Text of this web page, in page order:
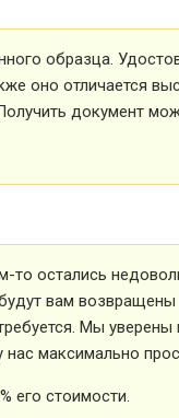
образца.
оно отличается
документ
то остались
вам
Мы уверены
нас максимально
его стоимости.